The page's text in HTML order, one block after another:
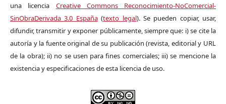
una licencia Creative Commons Reconocimiento-NoComercial-
SinObraDerivada 3.0 España(texto legal). Se pueden copiar, usar,
difundir, transmitir y exponer públicamente, siempre que: i) se cite la
autoría y la fuente original de su publicación (revista, editorial y URL
de la obra); ii) no se usen para fines comerciales; iii) se mencione la
existencia y especificaciones de esta licencia de uso.